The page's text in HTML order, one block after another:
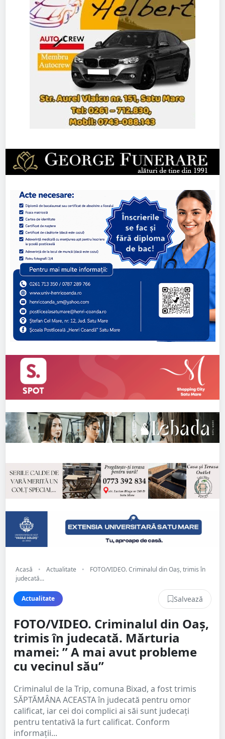
Acasă • Actualitate •
FOTO/VIDEO. Criminalul din Oaș, trimis în
judecată...
Actualitate Salvează
FOTO/VIDEO. Criminalul din Oaș,
trimis în judecată. Mărturia
mamei: ” A mai avut probleme
cu vecinul său”
Criminalul de la Trip, comuna Bixad, a fost trimis
SĂPTĂMÂNA ACEASTA în judecată pentru omor
calificat, iar cei doi complici ai săi sunt judecați
pentru tentativă la furt calificat. Conform
informații...